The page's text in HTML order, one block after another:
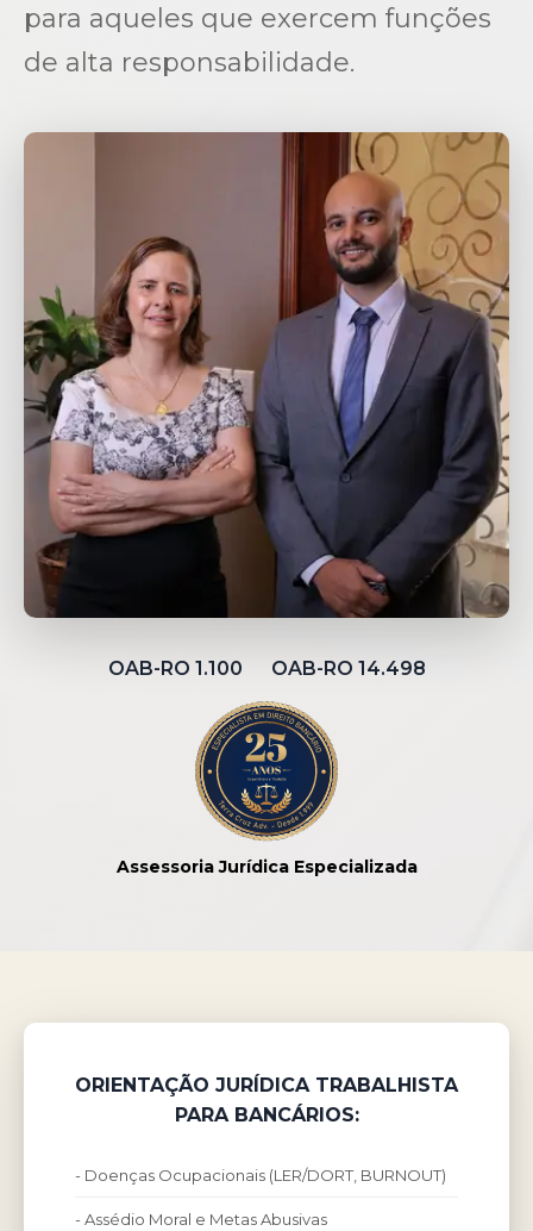
para aqueles que exercem funções
de alta responsabilidade.
OAB-RO 1.100 OAB-RO 14.498
Assessoria Jurídica Especializada
ORIENTAÇÃO JURÍDICA TRABALHISTA
PARA BANCÁRIOS:
- Doenças Ocupacionais (LER/DORT, BURNOUT)
- Assédio Moral e Metas Abusivas